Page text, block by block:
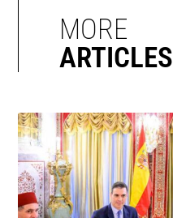
MORE
ARTICLES